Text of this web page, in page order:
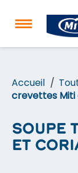
Accueil
crevettes
Soupe
et